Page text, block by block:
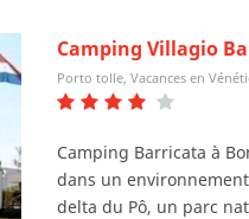
Camping Villagio
Porto tolle, Vacances en
Camping Barricata à
dans un
delta du Pô, un parc